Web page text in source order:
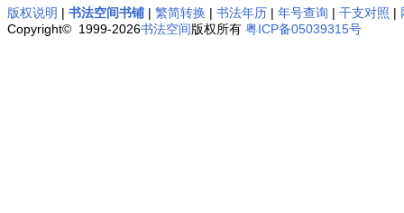
版权说明 | 书法空间书铺 | 繁简转换 | 书法年历 | 年号查询 | 干支对照 |
Copyright© 1999-2026书法空间版权所有 粤ICP备05039315号